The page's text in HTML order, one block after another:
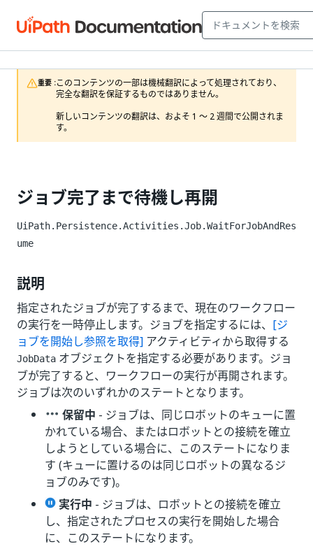
重要 :このコンテンツの一部は機械翻訳によって処理されており、
完全な翻訳を保証するものではありません。
新しいコンテンツの翻訳は、およそ 1 ～ 2 週間で公開されま
す。
ジョブ完了まで待機し再開
UiPath.Persistence.Activities.Job.WaitForJobAndRes
ume
説明
指定されたジョブが完了するまで、現在のワークフロー
の実行を一時停止します。ジョブを指定するには、 [ジ
ョブを開始し参照を取得] アクティビティから取得する
JobData オブジェクトを指定する必要があります。ジョ
ブが完了すると、ワークフローの実行が再開されます。
ジョブは次のいずれかのステートとなります。
保留中 - ジョブは、同じロボットのキューに置
かれている場合、またはロボットとの接続を確立
しようとしている場合に、このステートになりま
す (キューに置けるのは同じロボットの異なるジ
ョブのみです)。
実行中 - ジョブは、ロボットとの接続を確立
し、指定されたプロセスの実行を開始した場合
に、このステートになります。